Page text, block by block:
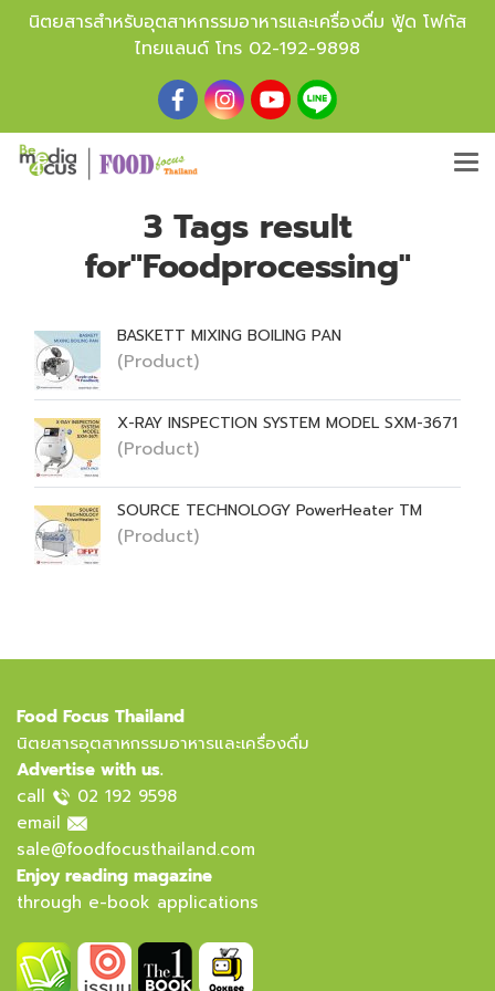
นิตยสารสำหรับอุตสาหกรรมอาหารและเครื่องดื่ม ฟู้ด โฟกัส
ไทยแลนด์ โทร 02-192-9898
3 Tags result
for"Foodprocessing"
BASKETT MIXING BOILING PAN
(Product)
X-RAY INSPECTION SYSTEM MODEL SXM-3671
(Product)
SOURCE TECHNOLOGY PowerHeater TM
(Product)
Food Focus Thailand
นิตยสารอุตสาหกรรมอาหารและเครื่องดื่ม
Advertise with us.
call
02 192 9598
email
sale@foodfocusthailand.com
Enjoy reading magazine
through e-book applications